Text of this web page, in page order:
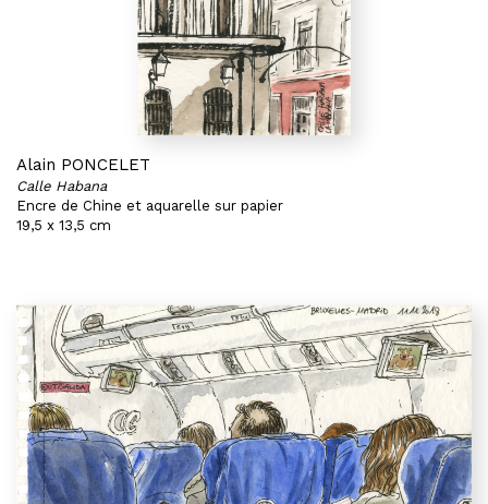
Alain PONCELET
Calle Habana
Encre de Chine et aquarelle sur papier
19,5 x 13,5 cm